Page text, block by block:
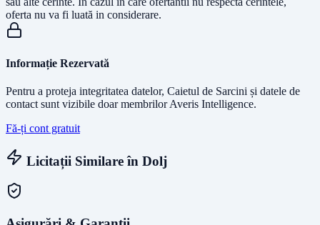
oferta nu va fi luată in considerare.
Informație Rezervată
Pentru a proteja integritatea datelor, Caietul de Sarcini și datele de
contact sunt vizibile doar membrilor Averis Intelligence.
Fă-ți cont gratuit
Licitații Similare în Dolj